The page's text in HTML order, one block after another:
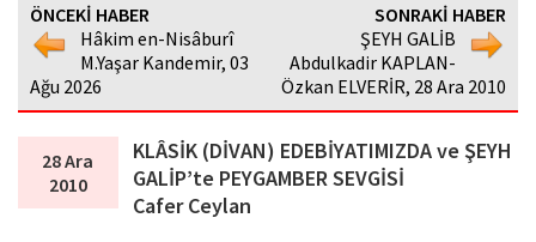
ÖNCEKİ HABER
Hâkim en-Nisâburî
M.Yaşar Kandemir, 03
Ağu 2026
SONRAKİ HABER
ŞEYH GALİB
Abdulkadir KAPLAN-
Özkan ELVERİR, 28 Ara 2010
28 Ara
2010
KLÂSİK (DİVAN) EDEBİYATIMIZDA ve ŞEYH
GALİP’te PEYGAMBER SEVGİSİ
Cafer Ceylan